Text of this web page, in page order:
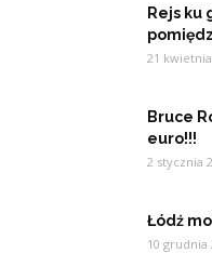
Rejs ku
21
Bruce
euro!!!
2 stycznia
Łódź
10 grudnia